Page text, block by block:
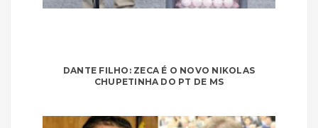
DANTE FILHO: ZECA É O NOVO NIKOLAS
CHUPETINHA DO PT DE MS